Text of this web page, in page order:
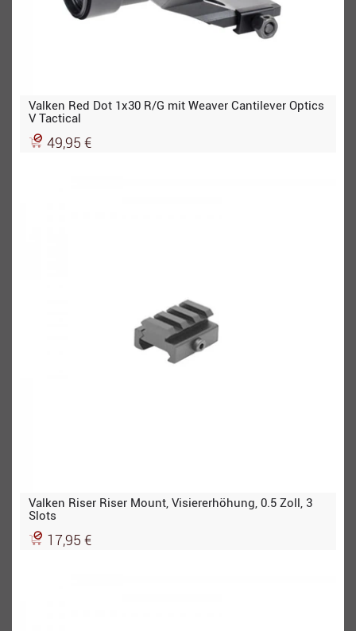
Valken Red Dot 1x30 R/G mit Weaver Cantilever Optics
V Tactical
49,95 €
Valken Riser Riser Mount, Visiererhöhung, 0.5 Zoll, 3
Slots
17,95 €